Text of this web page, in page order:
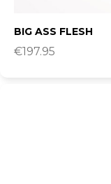
BIG ASS FLESH
€197.95